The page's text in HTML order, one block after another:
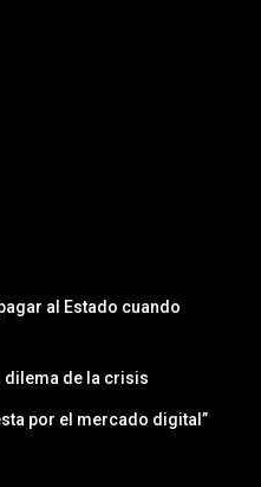
al Estado cuando
dilema de la crisis
por el mercado digital”